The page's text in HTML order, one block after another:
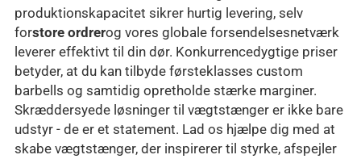
produktionskapacitet sikrer hurtig levering, selv
forstore ordrerog vores globale forsendelsesnetværk
leverer effektivt til din dør. Konkurrencedygtige priser
betyder, at du kan tilbyde førsteklasses custom
barbells og samtidig opretholde stærke marginer.
Skræddersyede løsninger til vægtstænger er ikke bare
udstyr - de er et statement. Lad os hjælpe dig med at
skabe vægtstænger, der inspirerer til styrke, afspejler